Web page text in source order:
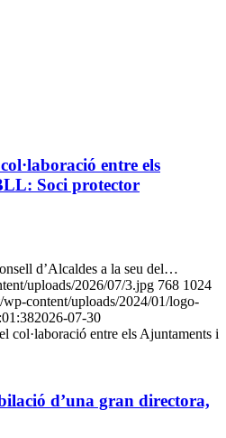
entre els
Soci protector
d’Alcaldes a la seu del…
uploads/2026/07/3.jpg 768 1024
content/uploads/2024/01/logo-
2026-07-30
col·laboració entre els Ajuntaments i
d’una gran directora,